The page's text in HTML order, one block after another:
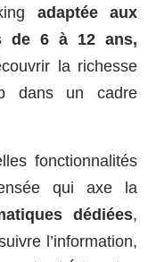
adaptée aux
de 6 à 12 ans,
la richesse
dans un cadre
fonctionnalités
qui axe la
dédiées,
l’information,